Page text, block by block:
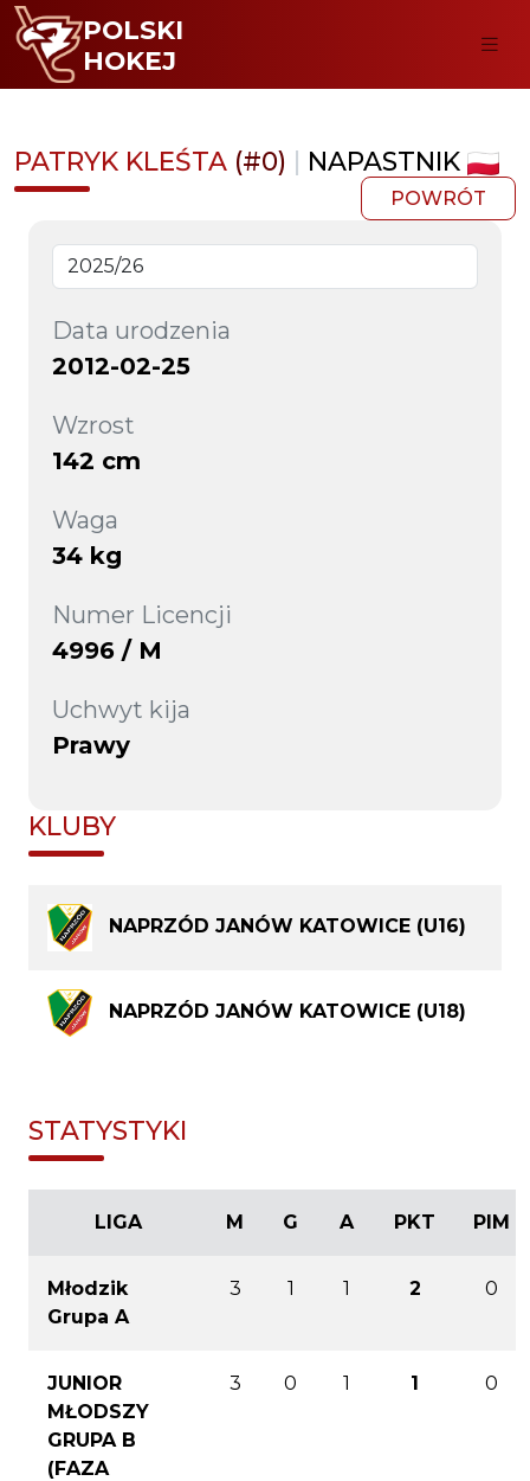
POLSKI
HOKEJ
PATRYK KLEŚTA (#0) | NAPASTNIK
POWRÓT
Data urodzenia
2012-02-25
Wzrost
142 cm
Waga
34 kg
Numer Licencji
4996 / M
Uchwyt kija
Prawy
KLUBY
NAPRZÓD JANÓW KATOWICE (U16)
NAPRZÓD JANÓW KATOWICE (U18)
STATYSTYKI
LIGA M G A PKT PIM
Młodzik
Grupa A
3 1 1 2 0
JUNIOR
MŁODSZY
GRUPA B
(FAZA
3 0 1 1 0